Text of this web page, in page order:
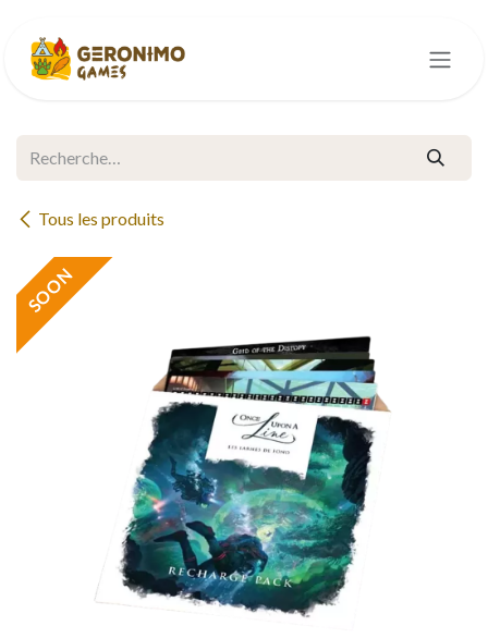
Tous les produits
SOON